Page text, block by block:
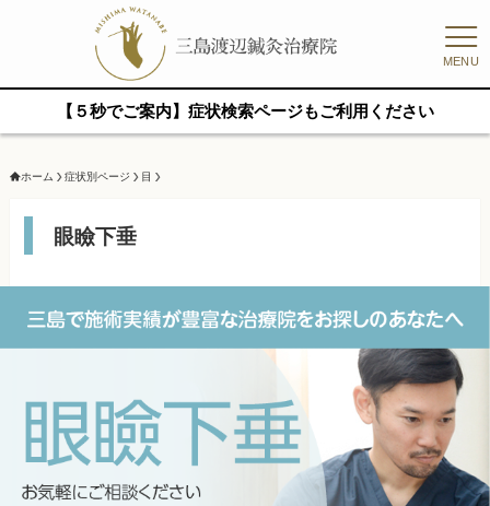
MENU
【５秒でご案内】症状検索ページもご利用ください
ホーム 症状別ページ 目
眼瞼下垂